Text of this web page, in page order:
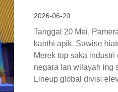
2026-06-20
Tanggal 20 Mei,
kanthi apik. Sawise
Merek top saka
negara lan wilayah ing
Lineup global divisi